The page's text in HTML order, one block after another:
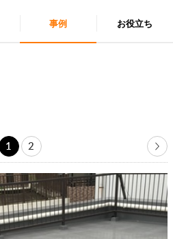
事例 お役立ち
1 2